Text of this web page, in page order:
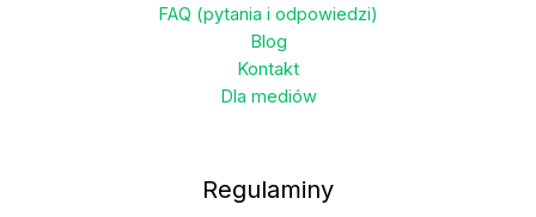
FAQ (pytania i odpowiedzi)
Blog
Kontakt
Dla mediów
Regulaminy